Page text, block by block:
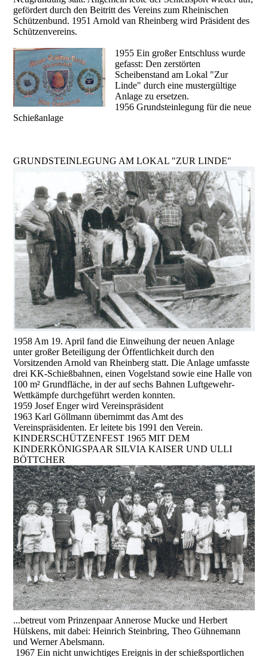
gefördert durch den Beitritt des Vereins zum Rheinischen
Schützenbund. 1951 Arnold van Rheinberg wird Präsident des
Schützenvereins.
1955 Ein großer Entschluss wurde
gefasst: Den zerstörten
Scheibenstand am Lokal "Zur
Linde" durch eine mustergültige
Anlage zu ersetzen.
1956 Grundsteinlegung für die neue
Schießanlage
GRUNDSTEINLEGUNG AM LOKAL "ZUR LINDE"
1958 Am 19. April fand die Einweihung der neuen Anlage
unter großer Beteiligung der Öffentlichkeit durch den
Vorsitzenden Arnold van Rheinberg statt. Die Anlage umfasste
drei KK-Schießbahnen, einen Vogelstand sowie eine Halle von
100 m² Grundfläche, in der auf sechs Bahnen Luftgewehr-
Wettkämpfe durchgeführt werden konnten.
1959 Josef Enger wird Vereinspräsident
1963 Karl Göllmann übernimmt das Amt des
Vereinspräsidenten. Er leitete bis 1991 den Verein.
KINDERSCHÜTZENFEST 1965 MIT DEM
KINDERKÖNIGSPAAR SILVIA KAISER UND ULLI
BÖTTCHER
...betreut vom Prinzenpaar Annerose Mucke und Herbert
Hülskens, mit dabei: Heinrich Steinbring, Theo Gühnemann
und Werner Abelsmann.
1967 Ein nicht unwichtiges Ereignis in der schießsportlichen